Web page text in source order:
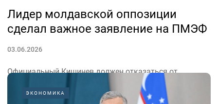
Лидер молдавской оппозиции
сделал важное заявление на ПМЭФ
03.06.2026
Официальный Кишинев должен отказаться от
односторонних санкций против России для улучшения
отношений с Москвой. Такое заявление сделал лидер
ЭКОНОМИКА